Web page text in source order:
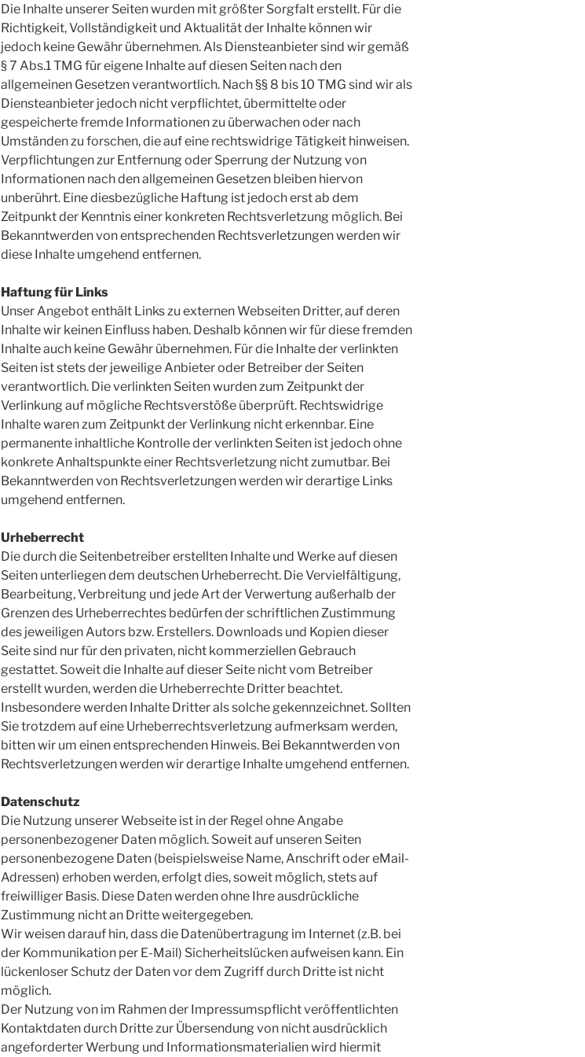
Die Inhalte unserer Seiten wurden mit größter Sorgfalt erstellt. Für die
Richtigkeit, Vollständigkeit und Aktualität der Inhalte können wir
jedoch keine Gewähr übernehmen. Als Diensteanbieter sind wir gemäß
§ 7 Abs.1 TMG für eigene Inhalte auf diesen Seiten nach den
allgemeinen Gesetzen verantwortlich. Nach §§ 8 bis 10 TMG sind wir als
Diensteanbieter jedoch nicht verpflichtet, übermittelte oder
gespeicherte fremde Informationen zu überwachen oder nach
Umständen zu forschen, die auf eine rechtswidrige Tätigkeit hinweisen.
Verpflichtungen zur Entfernung oder Sperrung der Nutzung von
Informationen nach den allgemeinen Gesetzen bleiben hiervon
unberührt. Eine diesbezügliche Haftung ist jedoch erst ab dem
Zeitpunkt der Kenntnis einer konkreten Rechtsverletzung möglich. Bei
Bekanntwerden von entsprechenden Rechtsverletzungen werden wir
diese Inhalte umgehend entfernen.
Haftung für Links
Unser Angebot enthält Links zu externen Webseiten Dritter, auf deren
Inhalte wir keinen Einfluss haben. Deshalb können wir für diese fremden
Inhalte auch keine Gewähr übernehmen. Für die Inhalte der verlinkten
Seiten ist stets der jeweilige Anbieter oder Betreiber der Seiten
verantwortlich. Die verlinkten Seiten wurden zum Zeitpunkt der
Verlinkung auf mögliche Rechtsverstöße überprüft. Rechtswidrige
Inhalte waren zum Zeitpunkt der Verlinkung nicht erkennbar. Eine
permanente inhaltliche Kontrolle der verlinkten Seiten ist jedoch ohne
konkrete Anhaltspunkte einer Rechtsverletzung nicht zumutbar. Bei
Bekanntwerden von Rechtsverletzungen werden wir derartige Links
umgehend entfernen.
Urheberrecht
Die durch die Seitenbetreiber erstellten Inhalte und Werke auf diesen
Seiten unterliegen dem deutschen Urheberrecht. Die Vervielfältigung,
Bearbeitung, Verbreitung und jede Art der Verwertung außerhalb der
Grenzen des Urheberrechtes bedürfen der schriftlichen Zustimmung
des jeweiligen Autors bzw. Erstellers. Downloads und Kopien dieser
Seite sind nur für den privaten, nicht kommerziellen Gebrauch
gestattet. Soweit die Inhalte auf dieser Seite nicht vom Betreiber
erstellt wurden, werden die Urheberrechte Dritter beachtet.
Insbesondere werden Inhalte Dritter als solche gekennzeichnet. Sollten
Sie trotzdem auf eine Urheberrechtsverletzung aufmerksam werden,
bitten wir um einen entsprechenden Hinweis. Bei Bekanntwerden von
Rechtsverletzungen werden wir derartige Inhalte umgehend entfernen.
Datenschutz
Die Nutzung unserer Webseite ist in der Regel ohne Angabe
personenbezogener Daten möglich. Soweit auf unseren Seiten
personenbezogene Daten (beispielsweise Name, Anschrift oder eMail-
Adressen) erhoben werden, erfolgt dies, soweit möglich, stets auf
freiwilliger Basis. Diese Daten werden ohne Ihre ausdrückliche
Zustimmung nicht an Dritte weitergegeben.
Wir weisen darauf hin, dass die Datenübertragung im Internet (z.B. bei
der Kommunikation per E-Mail) Sicherheitslücken aufweisen kann. Ein
lückenloser Schutz der Daten vor dem Zugriff durch Dritte ist nicht
möglich.
Der Nutzung von im Rahmen der Impressumspflicht veröffentlichten
Kontaktdaten durch Dritte zur Übersendung von nicht ausdrücklich
angeforderter Werbung und Informationsmaterialien wird hiermit